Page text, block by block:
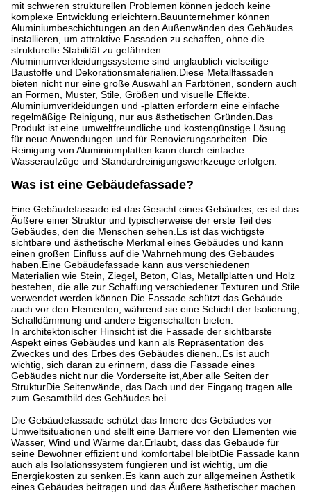
mit schweren strukturellen Problemen können jedoch keine
komplexe Entwicklung erleichtern.Bauunternehmer können
Aluminiumbeschichtungen an den Außenwänden des Gebäudes
installieren, um attraktive Fassaden zu schaffen, ohne die
strukturelle Stabilität zu gefährden.
Aluminiumverkleidungssysteme sind unglaublich vielseitige
Baustoffe und Dekorationsmaterialien.Diese Metallfassaden
bieten nicht nur eine große Auswahl an Farbtönen, sondern auch
an Formen, Muster, Stile, Größen und visuelle Effekte.
Aluminiumverkleidungen und -platten erfordern eine einfache
regelmäßige Reinigung, nur aus ästhetischen Gründen.Das
Produkt ist eine umweltfreundliche und kostengünstige Lösung
für neue Anwendungen und für Renovierungsarbeiten. Die
Reinigung von Aluminiumplatten kann durch einfache
Wasseraufzüge und Standardreinigungswerkzeuge erfolgen.
Was ist eine Gebäudefassade?
Eine Gebäudefassade ist das Gesicht eines Gebäudes, es ist das
Äußere einer Struktur und typischerweise der erste Teil des
Gebäudes, den die Menschen sehen.Es ist das wichtigste
sichtbare und ästhetische Merkmal eines Gebäudes und kann
einen großen Einfluss auf die Wahrnehmung des Gebäudes
haben.Eine Gebäudefassade kann aus verschiedenen
Materialien wie Stein, Ziegel, Beton, Glas, Metallplatten und Holz
bestehen, die alle zur Schaffung verschiedener Texturen und Stile
verwendet werden können.Die Fassade schützt das Gebäude
auch vor den Elementen, während sie eine Schicht der Isolierung,
Schalldämmung und andere Eigenschaften bieten.
In architektonischer Hinsicht ist die Fassade der sichtbarste
Aspekt eines Gebäudes und kann als Repräsentation des
Zweckes und des Erbes des Gebäudes dienen.,Es ist auch
wichtig, sich daran zu erinnern, dass die Fassade eines
Gebäudes nicht nur die Vorderseite ist,Aber alle Seiten der
StrukturDie Seitenwände, das Dach und der Eingang tragen alle
zum Gesamtbild des Gebäudes bei.
Die Gebäudefassade schützt das Innere des Gebäudes vor
Umweltsituationen und stellt eine Barriere vor den Elementen wie
Wasser, Wind und Wärme dar.Erlaubt, dass das Gebäude für
seine Bewohner effizient und komfortabel bleibtDie Fassade kann
auch als Isolationssystem fungieren und ist wichtig, um die
Energiekosten zu senken.Es kann auch zur allgemeinen Ästhetik
eines Gebäudes beitragen und das Äußere ästhetischer machen.